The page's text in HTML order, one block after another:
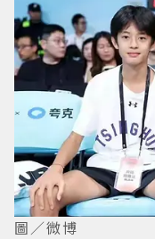
圖／微博